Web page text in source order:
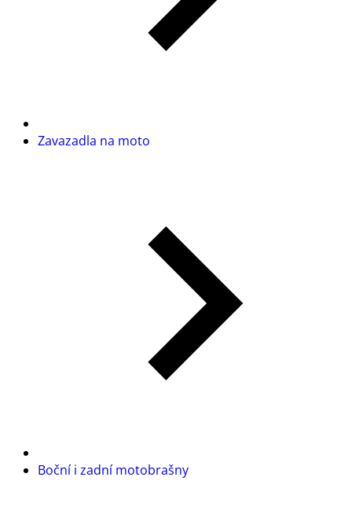
Zavazadla na moto
Boční i zadní motobrašny